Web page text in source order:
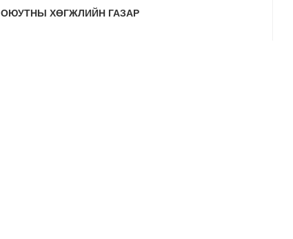
ОЮУТНЫ ХӨГЖЛИЙН ГАЗАР